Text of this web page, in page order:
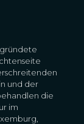
und der
die
im